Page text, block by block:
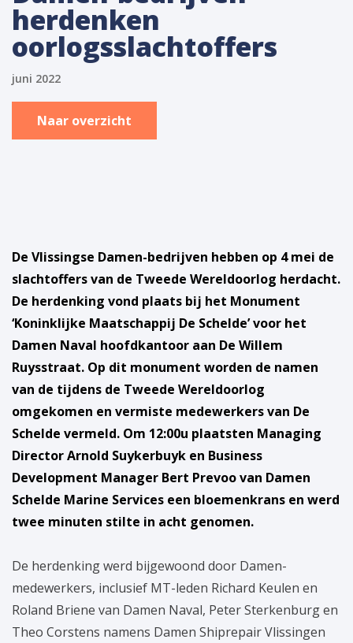
herdenken
oorlogsslachtoffers
juni 2022
Naar overzicht
De Vlissingse Damen-bedrijven hebben op 4 mei de
slachtoffers van de Tweede Wereldoorlog herdacht.
De herdenking vond plaats bij het Monument
‘Koninklijke Maatschappij De Schelde’ voor het
Damen Naval hoofdkantoor aan De Willem
Ruysstraat. Op dit monument worden de namen
van de tijdens de Tweede Wereldoorlog
omgekomen en vermiste medewerkers van De
Schelde vermeld. Om 12:00u plaatsten Managing
Director Arnold Suykerbuyk en Business
Development Manager Bert Prevoo van Damen
Schelde Marine Services een bloemenkrans en werd
twee minuten stilte in acht genomen.
De herdenking werd bijgewoond door Damen-
medewerkers, inclusief MT-leden Richard Keulen en
Roland Briene van Damen Naval, Peter Sterkenburg en
Theo Corstens namens Damen Shiprepair Vlissingen